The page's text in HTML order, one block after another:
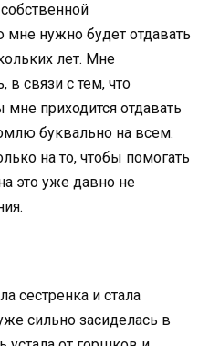
нужно будет отдавать
лет. Мне
в связи с тем, что
приходится отдавать
буквально на всем.
на то, чтобы помогать
это уже давно не
сестренка и стала
сильно засиделась в